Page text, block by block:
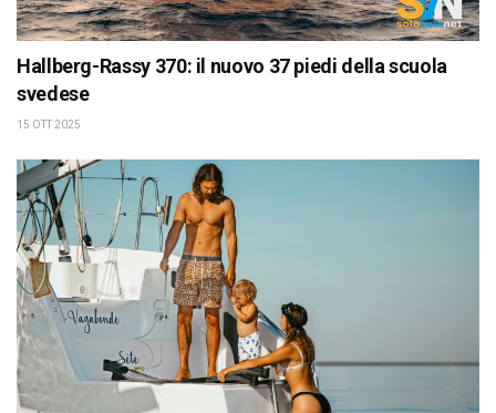
Hallberg-Rassy 370: il nuovo 37 piedi della scuola
svedese
15 OTT 2025